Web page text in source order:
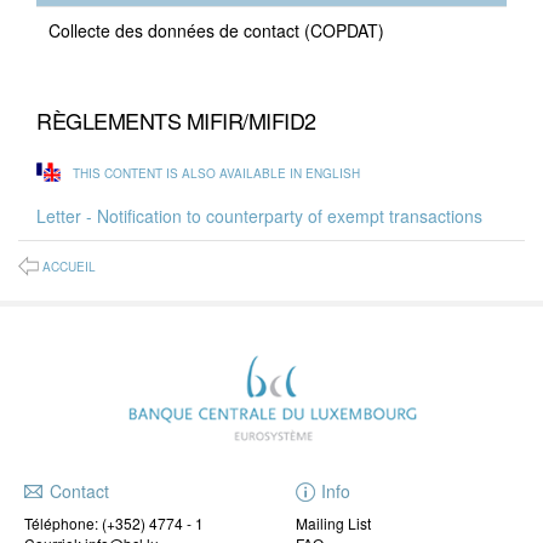
Collecte des données de contact (COPDAT)
RÈGLEMENTS MIFIR/MIFID2
THIS CONTENT IS ALSO AVAILABLE IN ENGLISH
Letter - Notification to counterparty of exempt transactions
ACCUEIL
Contact
Téléphone: (+352) 4774 - 1
Info
Mailing List